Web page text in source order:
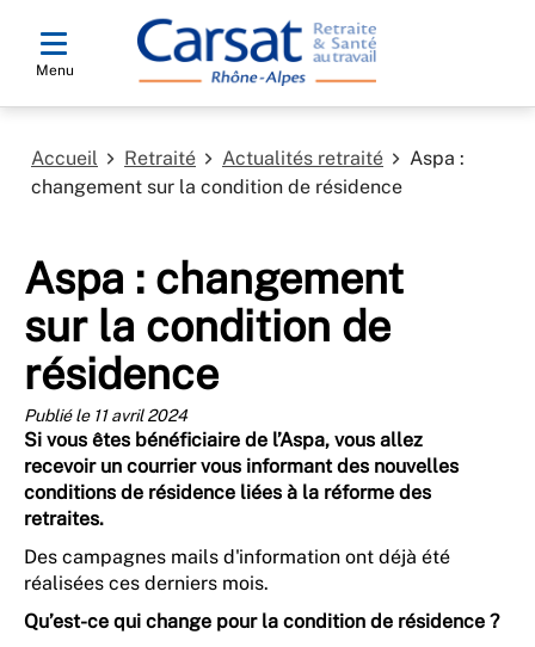
Menu
Accueil Retraité Actualités retraité
Aspa :
changement sur la condition de résidence
Aspa : changement
sur la condition de
résidence
Publié le 11 avril 2024
Si vous êtes bénéficiaire de l’Aspa, vous allez
recevoir un courrier vous informant des nouvelles
conditions de résidence liées à la réforme des
retraites.
Des campagnes mails d'information ont déjà été
réalisées ces derniers mois.
Qu’est-ce qui change pour la condition de résidence ?